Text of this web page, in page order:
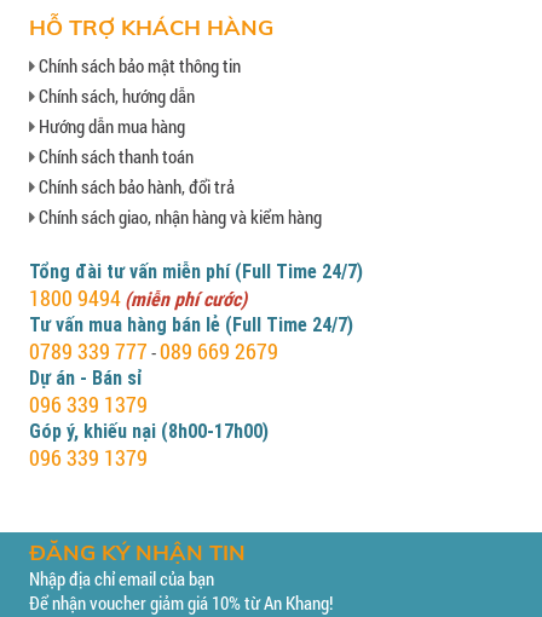
HỖ TRỢ KHÁCH HÀNG
Chính sách bảo mật thông tin
Chính sách, hướng dẫn
Hướng dẫn mua hàng
Chính sách thanh toán
Chính sách bảo hành, đổi trả
Chính sách giao, nhận hàng và kiểm hàng
Tổng đài tư vấn miễn phí (Full Time 24/7)
1800 9494 (miễn phí cước)
Tư vấn mua hàng bán lẻ (Full Time 24/7)
0789 339 777 -089 669 2679
Dự án - Bán sỉ
096 339 1379
Góp ý, khiếu nại (8h00-17h00)
096 339 1379
ĐĂNG KÝ NHẬN TIN
Nhập địa chỉ email của bạn
Để nhận voucher giảm giá 10% từ An Khang!